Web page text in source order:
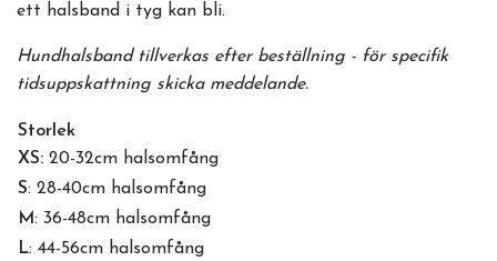
ett halsband i tyg kan bli.
Hundhalsband tillverkas efter beställning - för specifik
tidsuppskattning skicka meddelande.
Storlek
XS: 20-32cm halsomfång
S: 28-40cm halsomfång
M: 36-48cm halsomfång
L: 44-56cm halsomfång